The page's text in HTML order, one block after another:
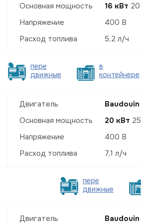
Основная мощность
16 кВт 20
Напряжение
400 В
Расход топлива
5,2 л/ч
пере
движные
в
контейнере
Двигатель Baudouin
Основная мощность
20 кВт 25
Напряжение
400 В
Расход топлива
7,1 л/ч
пере
движные
Двигатель Baudouin